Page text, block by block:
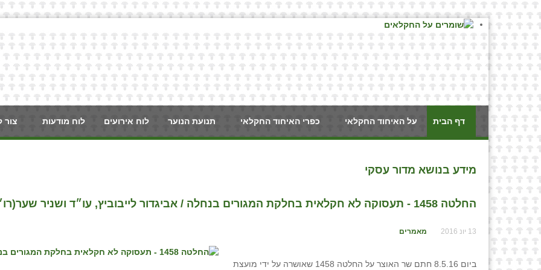
דף הבית על האיחוד החקלאי כפרי האיחוד החקלאי תנועת הנוער לוח אירועים לוח מודעות צור
מידע בנושא מדור עסקי
החלטה 1458 - תעסוקה לא חקלאית בחלקת המגורים בנחלה / אביגדור לייבוביץ, עו״ד ושניר שער(רו״ח), עו״ד
13 יונ 2016 מאמרים
ביום 8.5.16 חתם שר האוצר על החלטה 1458 שאושרה על ידי מועצת